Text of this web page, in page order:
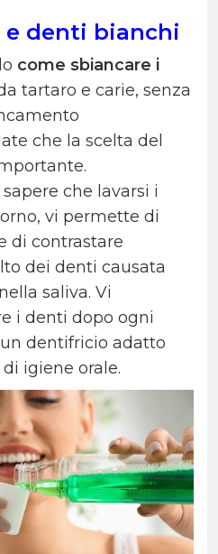
denti bianchi
come sbiancare i
tartaro e carie, senza
che la scelta del
che lavarsi i
vi permette di
di contrastare
dei denti causata
saliva. Vi
i denti dopo ogni
dentifricio adatto
igiene orale.